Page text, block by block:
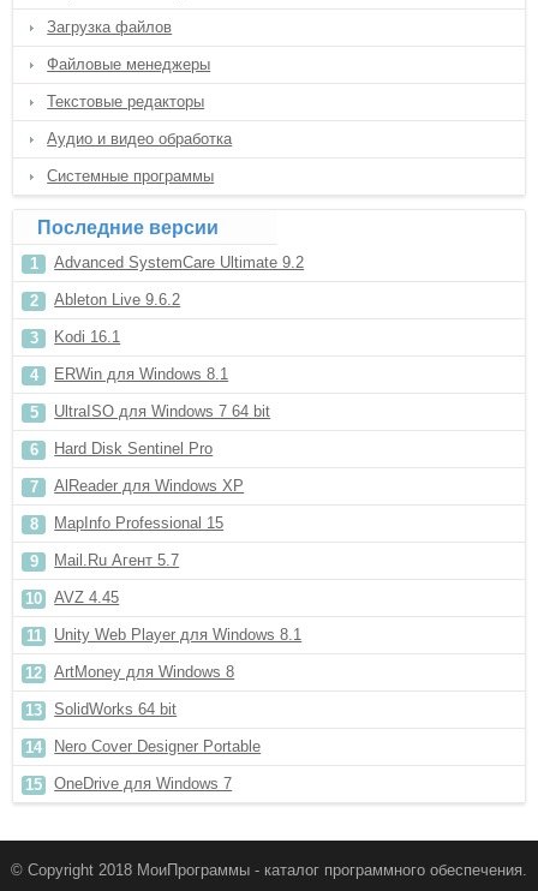
Загрузка файлов
Файловые менеджеры
Текстовые редакторы
Аудио и видео обработка
Системные программы
Последние версии
Advanced SystemCare Ultimate 9.2
Ableton Live 9.6.2
Kodi 16.1
ERWin для Windows 8.1
UltraISO для Windows 7 64 bit
Hard Disk Sentinel Pro
AlReader для Windows XP
MapInfo Professional 15
Mail.Ru Агент 5.7
AVZ 4.45
Unity Web Player для Windows 8.1
ArtMoney для Windows 8
SolidWorks 64 bit
Nero Cover Designer Portable
OneDrive для Windows 7
© Copyright 2018 МоиПрограммы - каталог программного обеспечения.